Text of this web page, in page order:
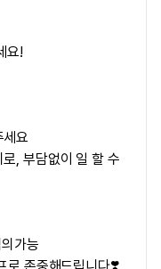
요!
요
, 부담없이 일 할 수
가능